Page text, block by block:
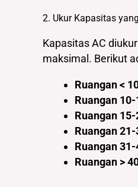
2. Ukur Kapasitas
Kapasitas AC
maksimal. Berikut
Ruangan <
Ruangan 10-
Ruangan 15-
Ruangan 21-
Ruangan 31-
Ruangan >